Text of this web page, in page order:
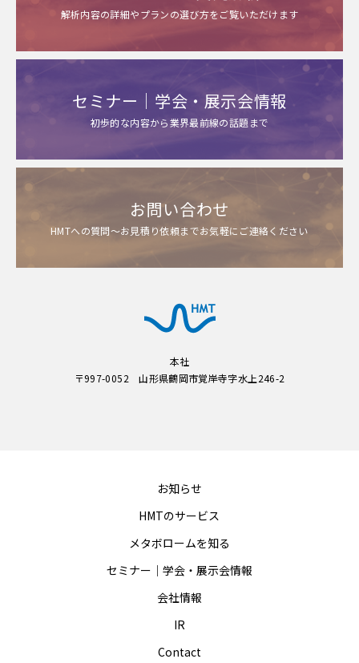
解析内容の詳細やプランの選び方をご覧いただけます
セミナー｜学会・展示会情報
初歩的な内容から業界最前線の話題まで
お問い合わせ
HMTへの質問～お見積り依頼までお気軽にご連絡ください
本社
〒997-0052 山形県鶴岡市覚岸寺字水上246-2
お知らせ
HMTのサービス
メタボロームを知る
セミナー｜学会・展示会情報
会社情報
IR
Contact